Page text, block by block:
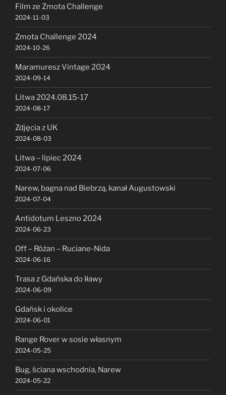
Film ze Zmota Challenge
2024-11-03
Zmota Challenge 2024
2024-10-26
Maramuresz Vintage 2024
2024-09-14
Litwa 2024.08.15-17
2024-08-17
Zdjęcia z UK
2024-08-03
Litwa – lipiec 2024
2024-07-06
Narew, bagna nad Biebrzą, kanał Augustowski
2024-07-04
Antidotum Leszno 2024
2024-06-23
Off – Różan – Ruciane-Nida
2024-06-16
Trasa z Gdańska do Iławy
2024-06-09
Gdańsk i okolice
2024-06-01
Range Rover w sosie własnym
2024-05-25
Bug, ściana wschodnia, Narew
2024-05-22